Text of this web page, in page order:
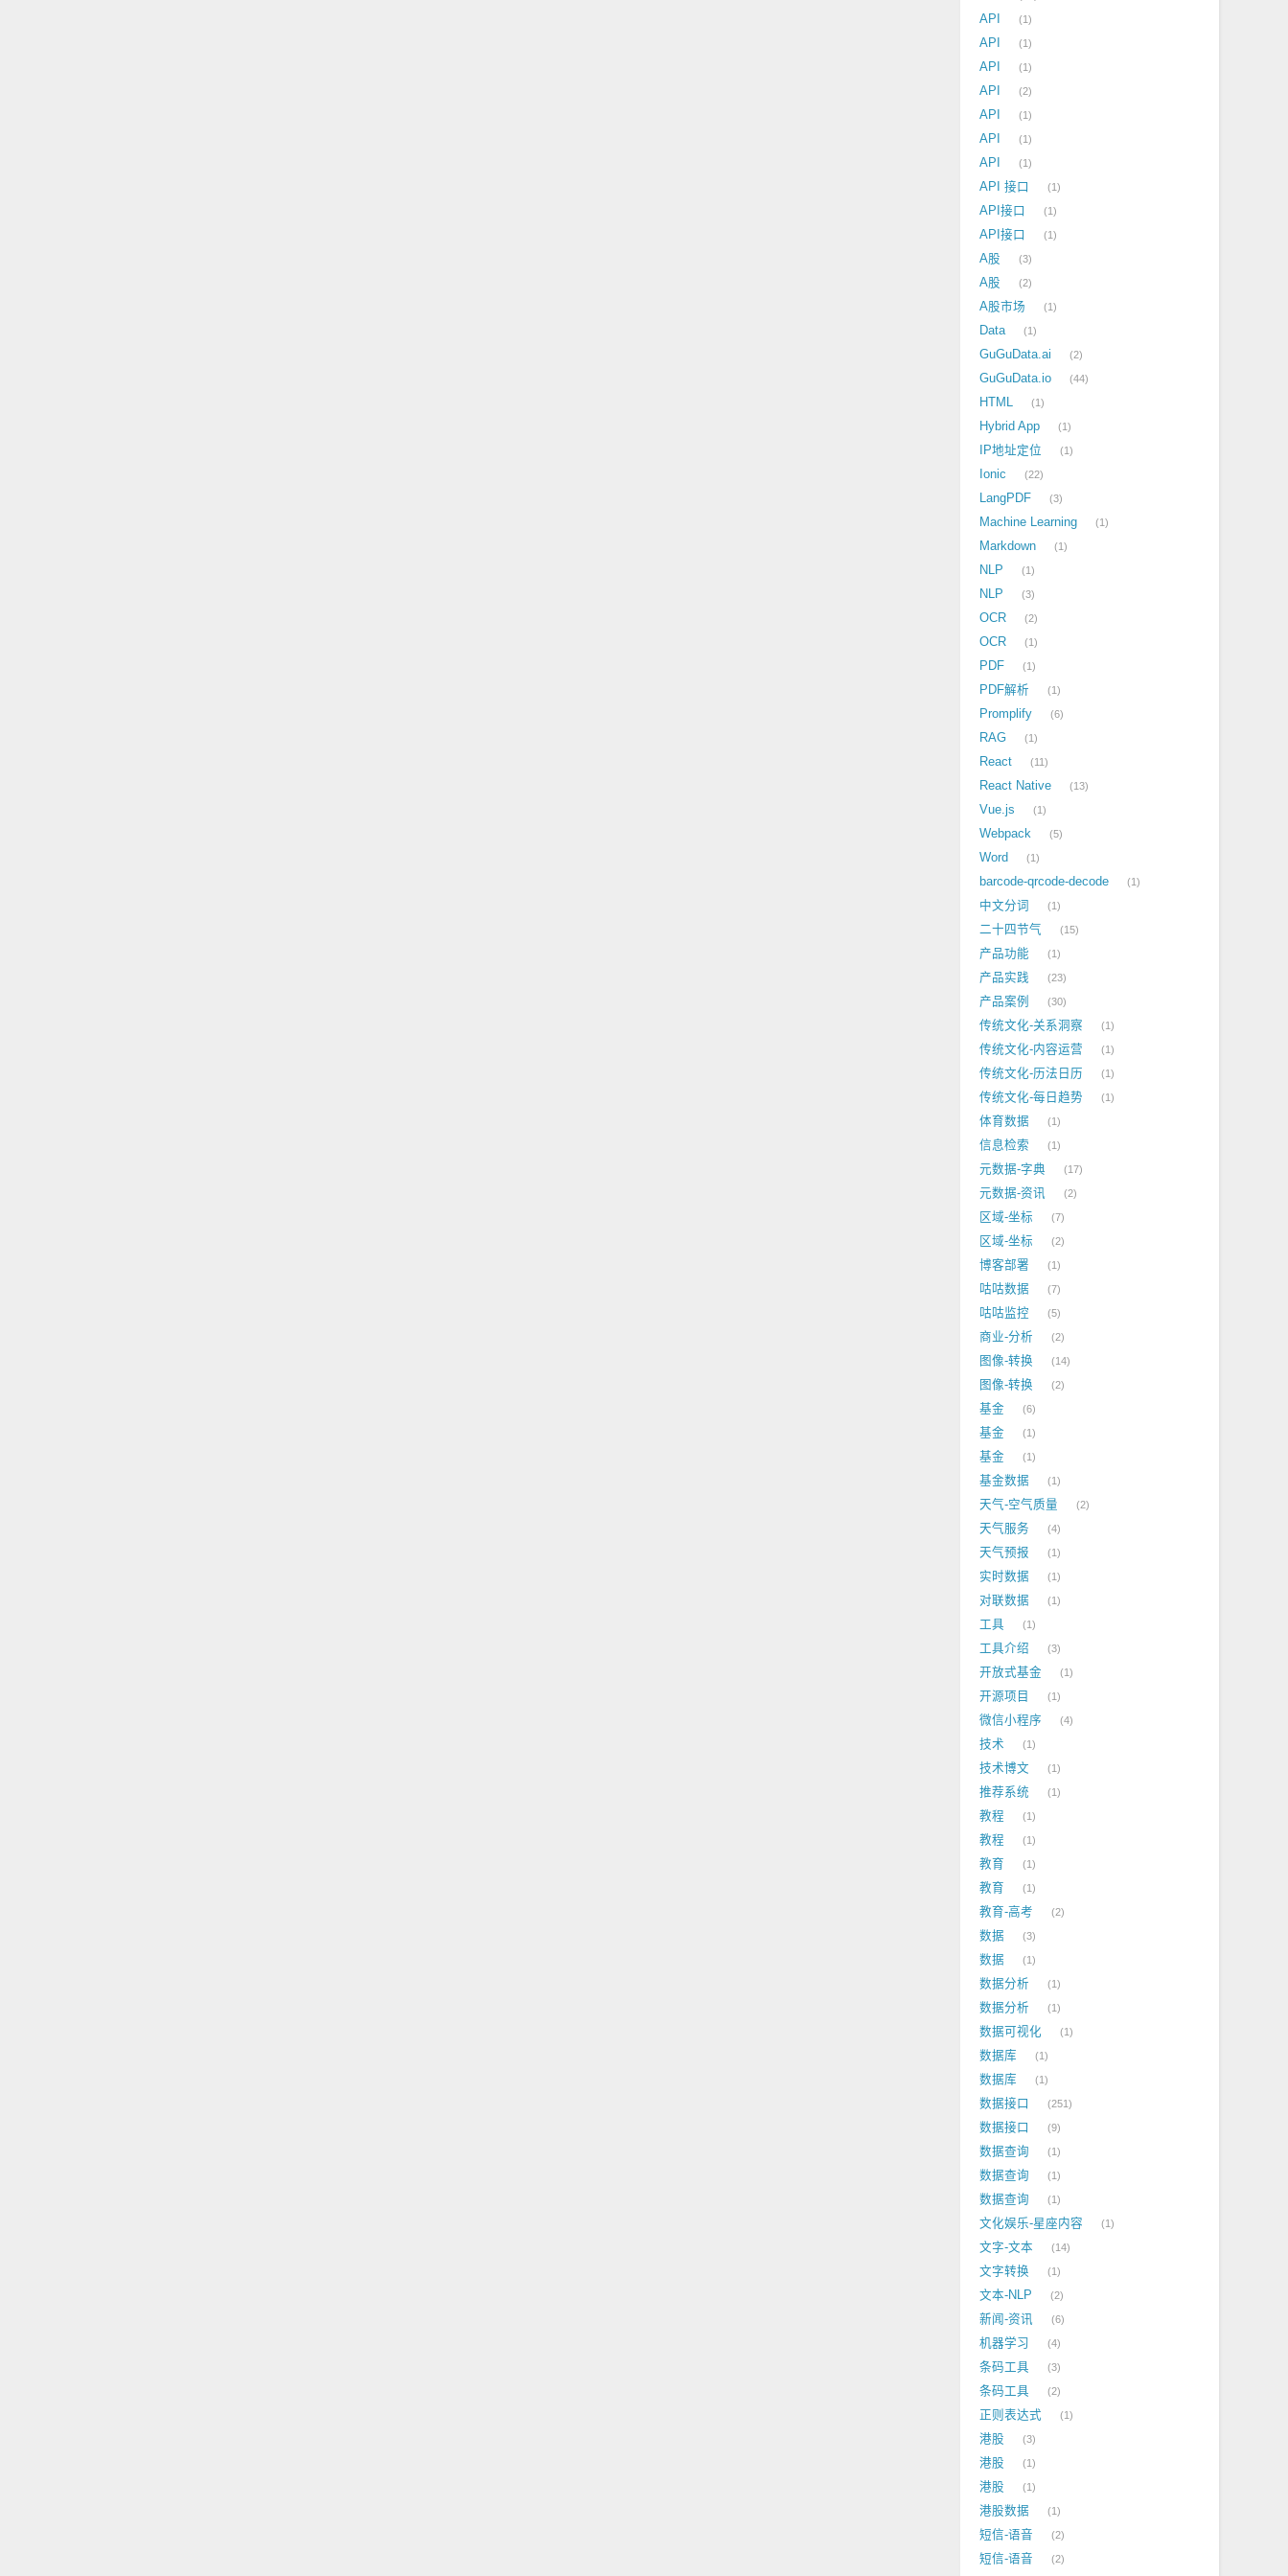
API 1
API 1
API 1
API 2
API 1
API 1
API 1
API 接口 1
API接口 1
API接口 1
A股 3
A股 2
A股市场 1
Data 1
GuGuData.ai 2
GuGuData.io 44
HTML 1
Hybrid App 1
IP地址定位 1
Ionic 22
LangPDF 3
Machine Learning 1
Markdown 1
NLP 1
NLP 3
OCR 2
OCR 1
PDF 1
PDF解析 1
Promplify 6
RAG 1
React 11
React Native 13
Vue.js 1
Webpack 5
Word 1
barcode-qrcode-decode 1
中文分词 1
二十四节气 15
产品功能 1
产品实践 23
产品案例 30
传统文化-关系洞察 1
传统文化-内容运营 1
传统文化-历法日历 1
传统文化-每日趋势 1
体育数据 1
信息检索 1
元数据-字典 17
元数据-资讯 2
区域-坐标 7
区域-坐标 2
博客部署 1
咕咕数据 7
咕咕监控 5
商业-分析 2
图像-转换 14
图像-转换 2
基金 6
基金 1
基金 1
基金数据 1
天气-空气质量 2
天气服务 4
天气预报 1
实时数据 1
对联数据 1
工具 1
工具介绍 3
开放式基金 1
开源项目 1
微信小程序 4
技术 1
技术博文 1
推荐系统 1
教程 1
教程 1
教育 1
教育 1
教育-高考 2
数据 3
数据 1
数据分析 1
数据分析 1
数据可视化 1
数据库 1
数据库 1
数据接口 251
数据接口 9
数据查询 1
数据查询 1
数据查询 1
文化娱乐-星座内容 1
文字-文本 14
文字转换 1
文本-NLP 2
新闻-资讯 6
机器学习 4
条码工具 3
条码工具 2
正则表达式 1
港股 3
港股 1
港股 1
港股数据 1
短信-语音 2
短信-语音 2